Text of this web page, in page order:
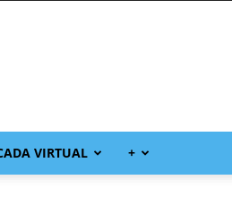
VIRTUAL +